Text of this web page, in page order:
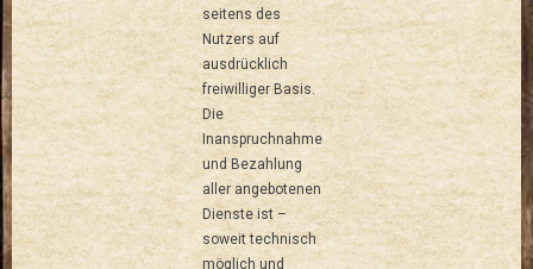
seitens des
Nutzers auf
ausdrücklich
freiwilliger Basis.
Die
Inanspruchnahme
und Bezahlung
aller angebotenen
Dienste ist –
soweit technisch
möglich und